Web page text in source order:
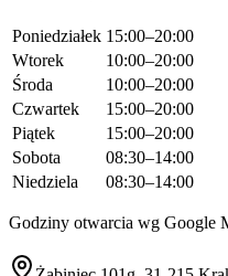
Poniedziałek 15:00–20:00
Wtorek
10:00–20:00
Środa
10:00–20:00
Czwartek
15:00–20:00
Piątek
15:00–20:00
Sobota
08:30–14:00
Niedziela
08:30–14:00
Godziny otwarcia wg Google